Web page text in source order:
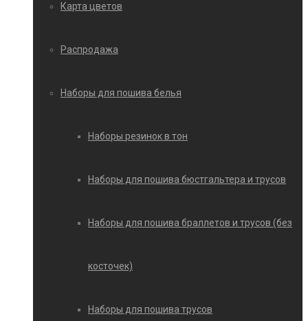
Карта цветов
Распродажа
Наборы для пошива белья
Наборы резинок в тон
Наборы для пошива бюстгальтера и трусов
Наборы для пошива браллетов и трусов (без
косточек)
Наборы для пошива трусов